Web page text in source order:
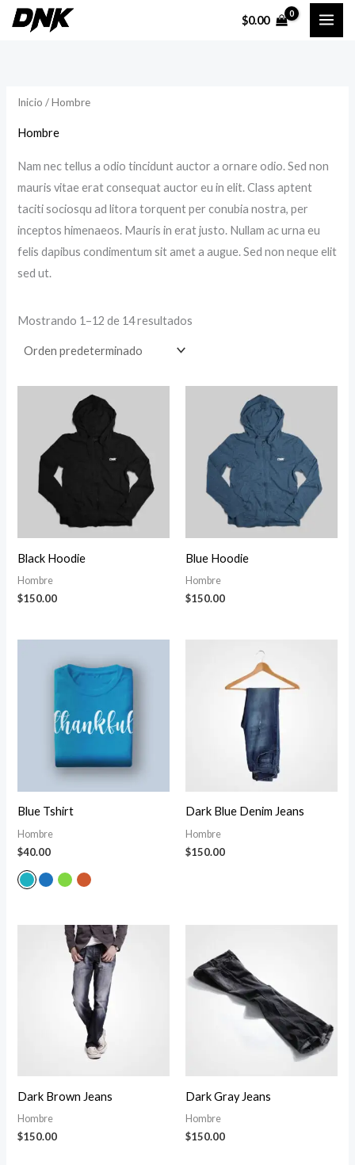
$0.00
Inicio / Hombre
Hombre
Nam nec tellus a odio tincidunt auctor a ornare odio. Sed non
mauris vitae erat consequat auctor eu in elit. Class aptent
taciti sociosqu ad litora torquent per conubia nostra, per
inceptos himenaeos. Mauris in erat justo. Nullam ac urna eu
felis dapibus condimentum sit amet a augue. Sed non neque elit
sed ut.
Mostrando 1–12 de 14 resultados
Black Hoodie
Hombre
$150.00
Blue Hoodie
Hombre
$150.00
Blue Tshirt
Hombre
$40.00
Dark Blue Denim Jeans
Hombre
$150.00
Dark Brown Jeans
Hombre
$150.00
Dark Gray Jeans
Hombre
$150.00